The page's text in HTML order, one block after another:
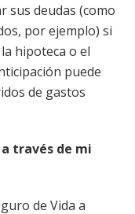
sus deudas (como
por ejemplo) si
hipoteca o el
puede
de gastos
través de mi
de Vida a